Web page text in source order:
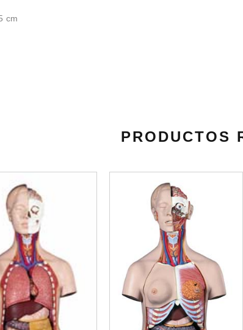
cm
PRODUCTOS